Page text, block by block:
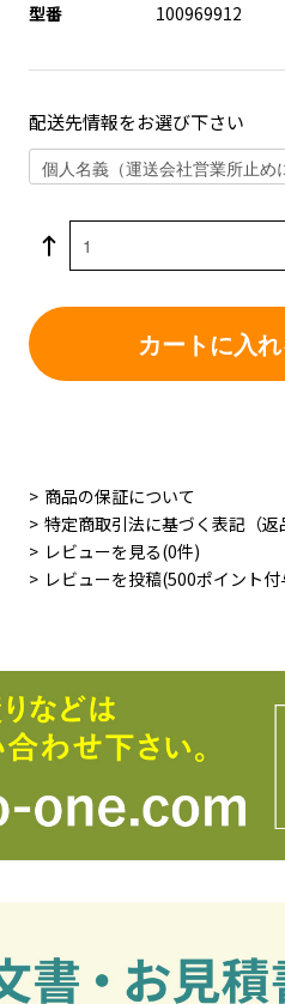
型番 100969912
配送先情報をお選び下さい
カートに入
商品の保証について
特定商取引法に基づく表記（返
レビューを見る(0件)
レビューを投稿(500ポイント付